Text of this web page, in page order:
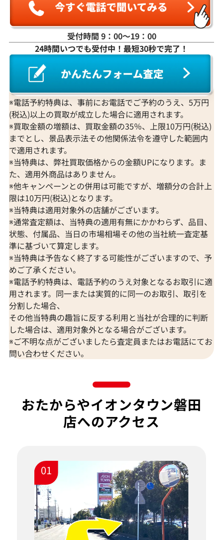
受付時間 9：00〜19：00
24時間いつでも受付中！最短30秒で完了！
※電話予約特典は、事前にお電話でご予約のうえ、5万円
(税込)以上の買取が成立した場合に適用されます。
※買取金額の増額は、買取金額の35％、上限10万円(税込)
までとし、景品表示法その他関係法令を遵守した範囲内
で適用されます。
※当特典は、弊社買取価格からの金額UPになります。ま
た、適用外商品はありません。
※他キャンペーンとの併用は可能ですが、増額分の合計上
限は10万円(税込)となります。
※当特典は適用対象外の店舗がございます。
※通常査定額は、当特典の適用有無にかかわらず、品目、
状態、付属品、当日の市場相場その他の当社統一査定基
準に基づいて算定します。
※当特典は予告なく終了する可能性がございますので、予
めご了承ください。
※電話予約特典は、電話予約のうえ対象となるお取引に適
用されます。同一または実質的に同一のお取引、取引を
分割した場合、
その他当特典の趣旨に反する利用と当社が合理的に判断
した場合は、適用対象外となる場合がございます。
※ご不明な点がございましたら査定員またはお電話にてお
問い合わせください。
おたからやイオンタウン磐田
店へのアクセス
01